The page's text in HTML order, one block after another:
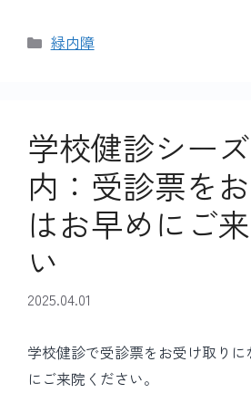
カ
緑内障
学校健診シー
内：受診票を
はお早めにご
い
2025.04.01
学校健診で受診票をお受け取り
にご来院ください。